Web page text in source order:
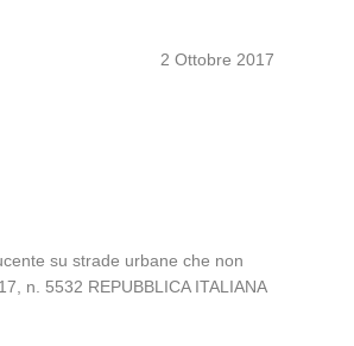
2 Ottobre 2017
su strade urbane che non
n. 5532 REPUBBLICA ITALIANA